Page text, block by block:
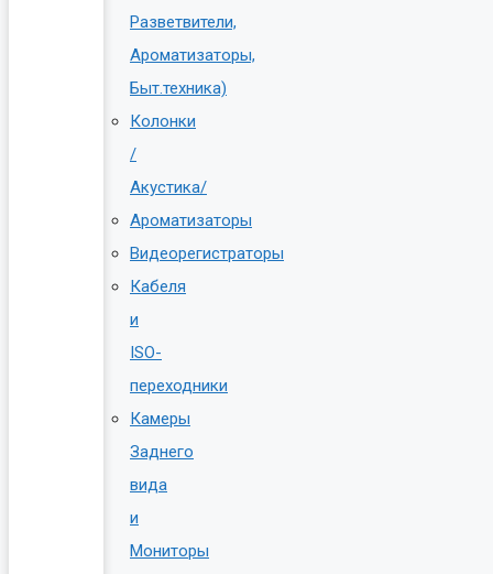
Разветвители,
Ароматизаторы,
Быт.техника)
Колонки
/
Акустика/
Ароматизаторы
Видеорегистраторы
Кабеля
и
ISO-
переходники
Камеры
Заднего
вида
и
Мониторы